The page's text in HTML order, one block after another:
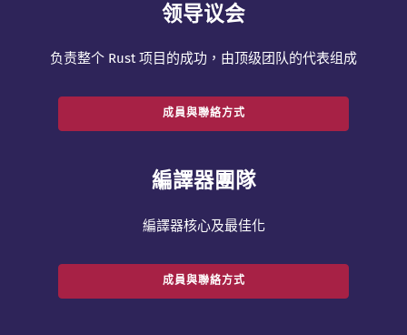
领导议会
负责整个 Rust 项目的成功，由顶级团队的代表组成
成員與聯絡方式
編譯器團隊
編譯器核心及最佳化
成員與聯絡方式